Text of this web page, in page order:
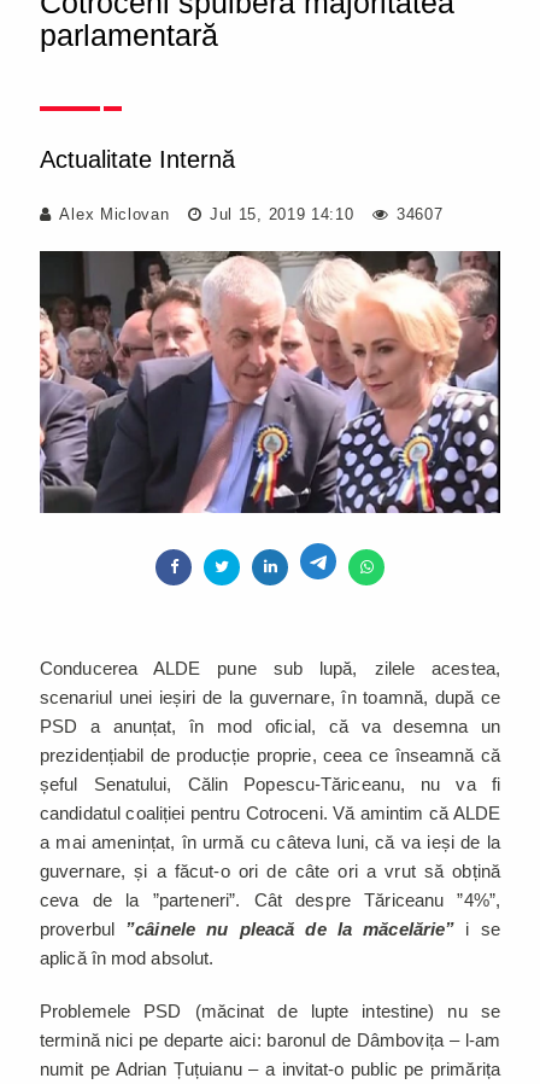
parlamentară
Actualitate Internă
Alex Miclovan Jul 15, 2019 14:10 34607
Conducerea ALDE pune sub lupă, zilele acestea,
scenariul unei ieșiri de la guvernare, în toamnă, după ce
PSD a anunțat, în mod oficial, că va desemna un
prezidențiabil de producție proprie, ceea ce înseamnă că
șeful Senatului, Călin Popescu-Tăriceanu, nu va fi
candidatul coaliției pentru Cotroceni. Vă amintim că ALDE
a mai amenințat, în urmă cu câteva luni, că va ieși de la
guvernare, și a făcut-o ori de câte ori a vrut să obțină
ceva de la ”parteneri”. Cât despre Tăriceanu ”4%”,
proverbul ”câinele nu pleacă de la măcelărie” i se
aplică în mod absolut.
Problemele PSD (măcinat de lupte intestine) nu se
termină nici pe departe aici: baronul de Dâmbovița – l-am
numit pe Adrian Țuțuianu – a invitat-o public pe primărița